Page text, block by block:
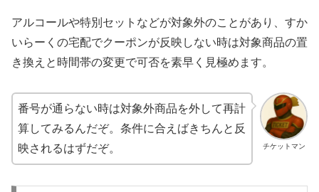
アルコールや特別セットなどが対象外のことがあり、すか
いらーくの宅配でクーポンが反映しない時は対象商品の置
き換えと時間帯の変更で可否を素早く見極めます。
チケットマン
番号が通らない時は対象外商品を外して再計
算してみるんだぞ。条件に合えばきちんと反
映されるはずだぞ。